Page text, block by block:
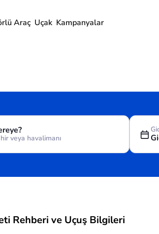
Araç Uçak Kampanyalar
Rehberi ve Uçuş Bilgileri